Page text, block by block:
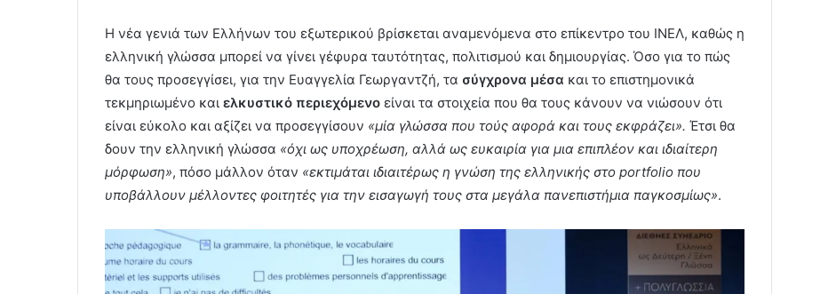
Η νέα γενιά των Ελλήνων του εξωτερικού βρίσκεται αναμενόμενα στο επίκεντρο του ΙΝΕΛ, καθώς η
ελληνική γλώσσα μπορεί να γίνει γέφυρα ταυτότητας, πολιτισμού και δημιουργίας. Όσο για το πώς
θα τους προσεγγίσει, για την Ευαγγελία Γεωργαντζή, τα σύγχρονα μέσα και το επιστημονικά
τεκμηριωμένο και ελκυστικό περιεχόμενο είναι τα στοιχεία που θα τους κάνουν να νιώσουν ότι
είναι εύκολο και αξίζει να προσεγγίσουν «μία γλώσσα που τούς αφορά και τους εκφράζει». Έτσι θα
δουν την ελληνική γλώσσα ­ «όχι ως υποχρέωση, αλλά ως ευκαιρία για μια επιπλέον και ιδιαίτερη
μόρφωση», πόσο μάλλον όταν «εκτιμάται ιδιαιτέρως η γνώση της ελληνικής στο portfolio που
υποβάλλουν μέλλοντες φοιτητές για την εισαγωγή τους στα μεγάλα πανεπιστήμια παγκοσμίως».